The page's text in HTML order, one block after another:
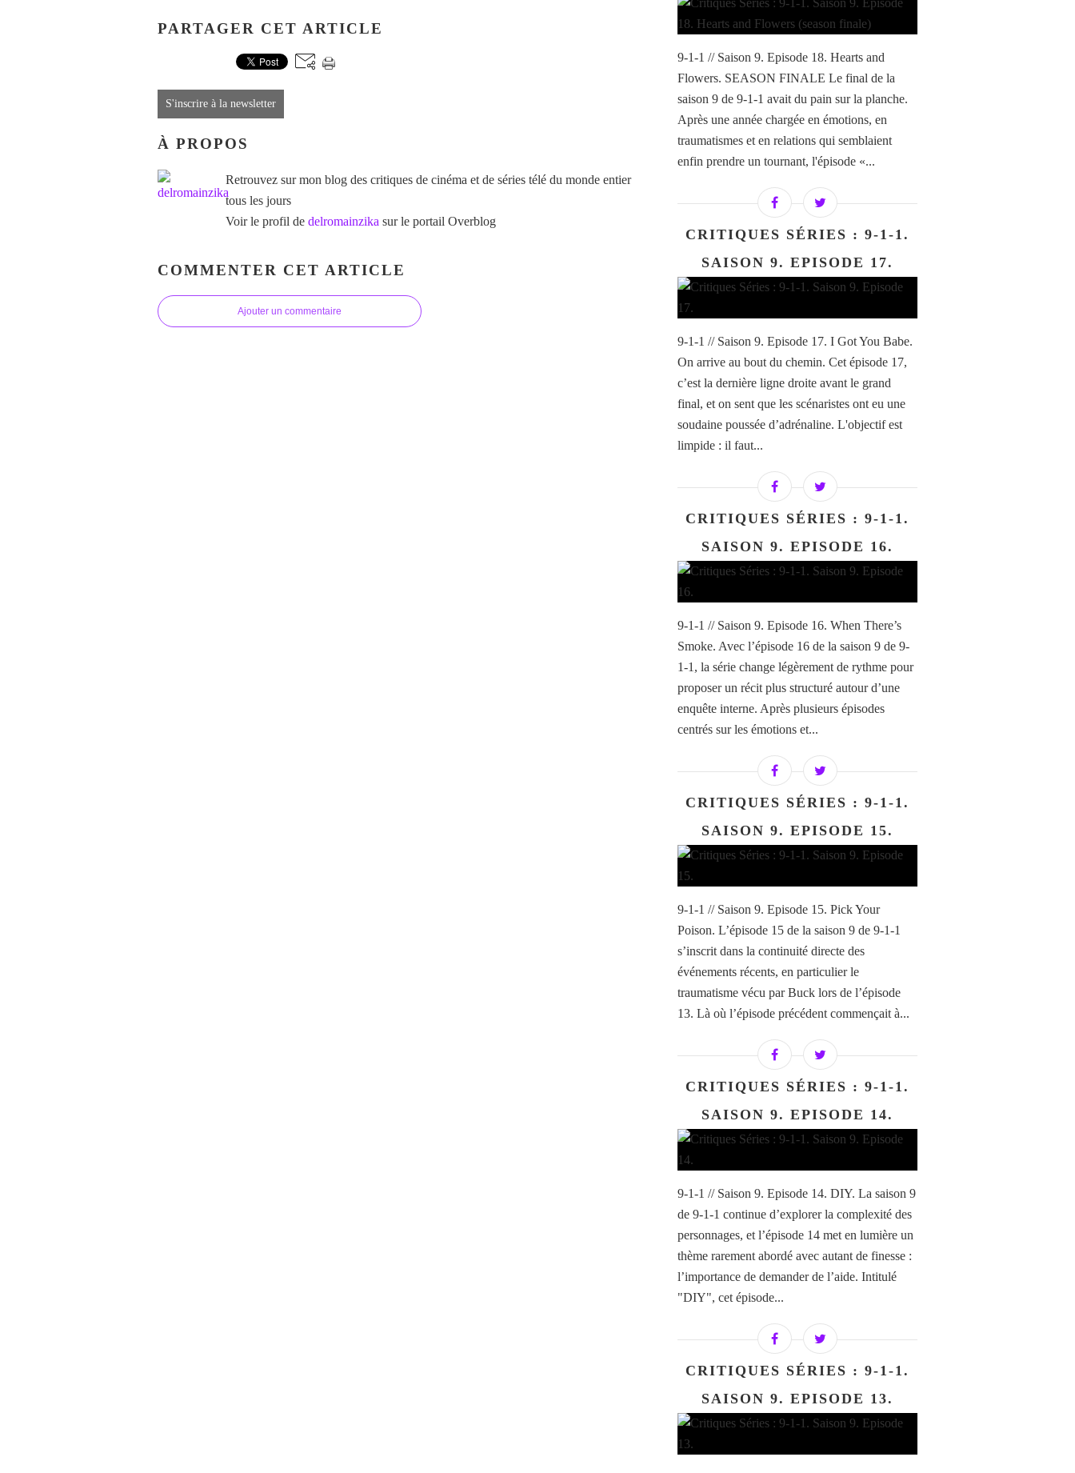
PARTAGER CET ARTICLE
S'inscrire à la newsletter
À PROPOS
Retrouvez sur mon blog des critiques de cinéma et de séries télé du monde entier
tous les jours
Voir le profil de delromainzika sur le portail Overblog
COMMENTER CET ARTICLE
Ajouter un commentaire
9-1-1 // Saison 9. Episode 18. Hearts and
Flowers. SEASON FINALE Le final de la
saison 9 de 9-1-1 avait du pain sur la planche.
Après une année chargée en émotions, en
traumatismes et en relations qui semblaient
enfin prendre un tournant, l'épisode «...
CRITIQUES SÉRIES : 9-1-1.
SAISON 9. EPISODE 17.
9-1-1 // Saison 9. Episode 17. I Got You Babe.
On arrive au bout du chemin. Cet épisode 17,
c’est la dernière ligne droite avant le grand
final, et on sent que les scénaristes ont eu une
soudaine poussée d’adrénaline. L'objectif est
limpide : il faut...
CRITIQUES SÉRIES : 9-1-1.
SAISON 9. EPISODE 16.
9-1-1 // Saison 9. Episode 16. When There’s
Smoke. Avec l’épisode 16 de la saison 9 de 9-
1-1, la série change légèrement de rythme pour
proposer un récit plus structuré autour d’une
enquête interne. Après plusieurs épisodes
centrés sur les émotions et...
CRITIQUES SÉRIES : 9-1-1.
SAISON 9. EPISODE 15.
9-1-1 // Saison 9. Episode 15. Pick Your
Poison. L’épisode 15 de la saison 9 de 9-1-1
s’inscrit dans la continuité directe des
événements récents, en particulier le
traumatisme vécu par Buck lors de l’épisode
13. Là où l’épisode précédent commençait à...
CRITIQUES SÉRIES : 9-1-1.
SAISON 9. EPISODE 14.
9-1-1 // Saison 9. Episode 14. DIY. La saison 9
de 9-1-1 continue d’explorer la complexité des
personnages, et l’épisode 14 met en lumière un
thème rarement abordé avec autant de finesse :
l’importance de demander de l’aide. Intitulé
"DIY", cet épisode...
CRITIQUES SÉRIES : 9-1-1.
SAISON 9. EPISODE 13.